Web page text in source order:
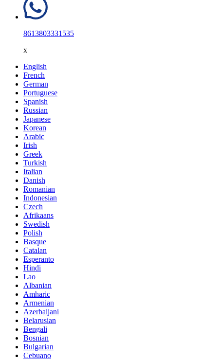
8613803331535
x
English
French
German
Portuguese
Spanish
Russian
Japanese
Korean
Arabic
Irish
Greek
Turkish
Italian
Danish
Romanian
Indonesian
Czech
Afrikaans
Swedish
Polish
Basque
Catalan
Esperanto
Hindi
Lao
Albanian
Amharic
Armenian
Azerbaijani
Belarusian
Bengali
Bosnian
Bulgarian
Cebuano